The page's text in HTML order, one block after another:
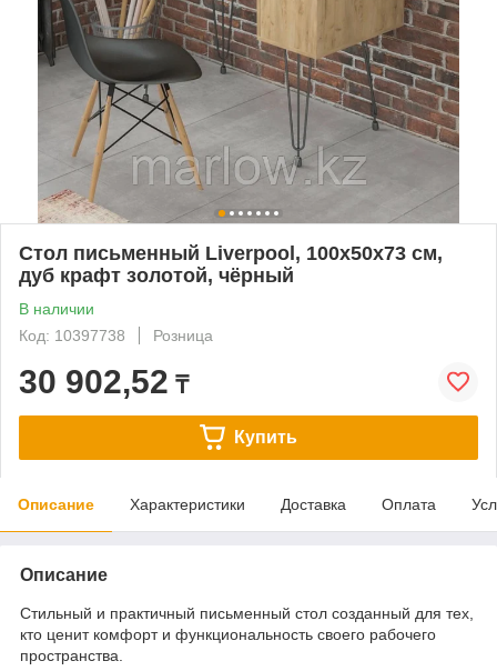
Стол письменный Liverpool, 100x50x73 см,
дуб крафт золотой, чёрный
В наличии
Код: 10397738
Розница
30 902,52 ₸
Купить
Описание Характеристики Доставка Оплата
Описание
Стильный и практичный письменный стол созданный для тех,
кто ценит комфорт и функциональность своего рабочего
пространства.